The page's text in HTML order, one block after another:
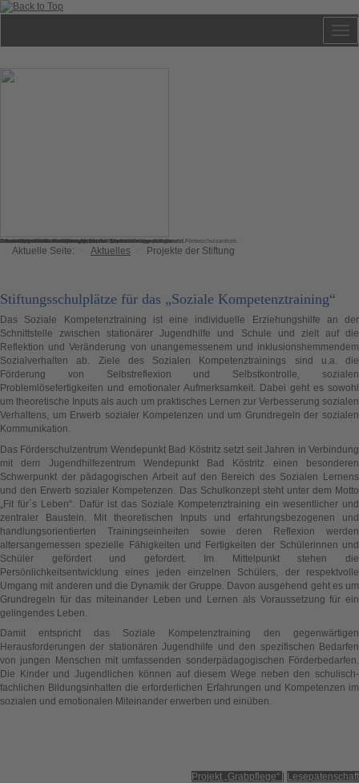
Geschwister-Scholl-Haus Hauptgebäude - Zentrale für Jugendheim und Förderschulzentrum.
Das Hauptgebäude der Stiftung in der Zeit von Pfarrer Werner Sylten.
Werner-Sylten-Haus - Hier wohnte Pfarrer Sylten mit seiner Familie.
Johann-Hinrich-Wichern-Haus - Wird jetzt für eine Wohngruppe genutzt.
Johann-Heinrich-Pestalozzi-Haus
Julius-Sturm-Haus - Als Wohngruppen für Jugendliche genutzt.
7-Familien-Haus Wohnungen - Für externe Mieter.
Aktuelle Seite: Aktuelles Projekte der Stiftung
Stiftungsschulplätze für das „Soziale Kompetenztraining“
Das Soziale Kompetenztraining ist eine individuelle Erziehungshilfe an der
Schnittstelle zwischen stationärer Jugendhilfe und Schule und zielt auf die
Reflektion und Veränderung von unangemessenem und inklusionshemmendem
Sozialverhalten ab. Ziele des Sozialen Kompetenztrainings sind u.a. die
Förderung von Selbstreflexion und Selbstkontrolle, sozialen
Problemlösefertigkeiten und emotionaler Aufmerksamkeit. Dabei geht es sowohl
um theoretische Inputs als auch um praktisches Lernen zur Verbesserung sozialen
Verhaltens, um Erwerb sozialer Kompetenzen und um Grundregeln der sozialen
Kommunikation.
Das Förderschulzentrum Wendepunkt Bad Köstritz setzt seit Jahren in Verbindung
mit dem Jugendhilfezentrum Wendepunkt Bad Köstritz einen besonderen
Schwerpunkt der pädagogischen Arbeit auf den Bereich des Sozialen Lernens
und den Erwerb sozialer Kompetenzen. Das Schulkonzept steht unter dem Motto
„Fit für´s Leben“. Dafür ist das Soziale Kompetenztraining ein wesentlicher und
zentraler Baustein. Mit theoretischen Inputs und erfahrungsbezogenen und
handlungsorientierten Trainingseinheiten sowie deren Reflexion werden
altersangemessen spezielle Fähigkeiten und Fertigkeiten der Schülerinnen und
Schüler gefördert und gefordert. Im Mittelpunkt stehen die
Persönlichkeitsentwicklung eines jeden einzelnen Schülers, der respektvolle
Umgang mit anderen und die Dynamik der Gruppe. Davon ausgehend geht es um
Grundregeln für das miteinander Leben und Lernen als Voraussetzung für ein
gelingendes Leben.
Damit entspricht das Soziale Kompetenztraining den gegenwärtigen
Herausforderungen der stationären Jugendhilfe und den spezifischen Bedarfen
von jungen Menschen mit umfassenden sonderpädagogischen Förderbedarfen.
Die Kinder und Jugendlichen können auf diesem Wege neben den schulisch-
fachlichen Bildungsinhalten die erforderlichen Erfahrungen und Kompetenzen im
sozialen und emotionalen Miteinander erwerben und einüben.
Projekt „Grabpflege“ | Lesepatenschaft